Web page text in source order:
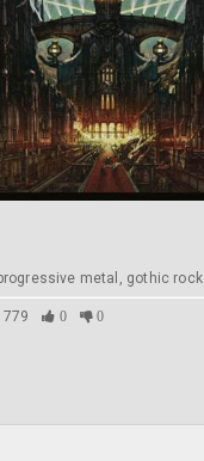
metal, gothic rock
779 0 0